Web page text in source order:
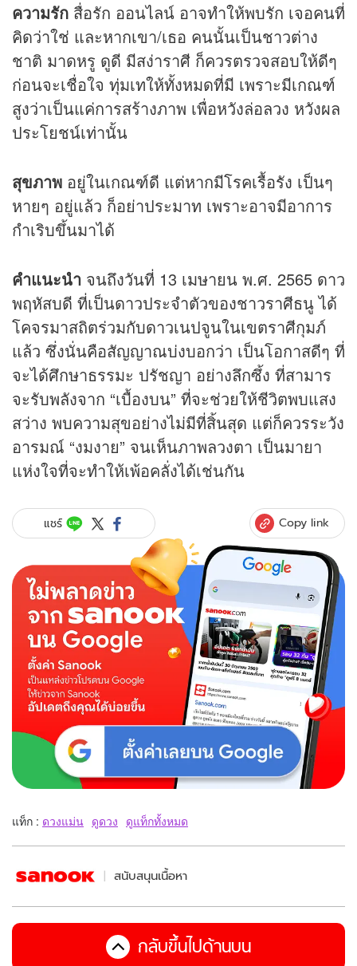
ความรัก สื่อรัก ออนไลน์ อาจทำให้พบรัก เจอคนที่
คิดว่าใช่ และหากเขา/เธอ คนนั้นเป็นชาวต่าง
ชาติ มาดหรู ดูดี มีสง่าราศี ก็ควรตรวจสอบให้ดีๆ
ก่อนจะเชื่อใจ ทุ่มเทให้ทั้งหมดที่มี เพราะมีเกณฑ์
สูงว่าเป็นแค่การสร้างภาพ เพื่อหวังล่อลวง หวังผล
ประโยชน์เท่านั้น
สุขภาพ อยู่ในเกณฑ์ดี แต่หากมีโรคเรื้อรัง เป็นๆ
หายๆ อยู่แล้ว ก็อย่าประมาท เพราะอาจมีอาการ
กำเริบขึ้นมาได้
คำแนะนำ จนถึงวันที่ 13 เมษายน พ.ศ. 2565 ดาว
พฤหัสบดี ที่เป็นดาวประจำตัวของชาวราศีธนู ได้
โคจรมาสถิตร่วมกับดาวเนปจูนในเขตราศีกุมภ์
แล้ว ซึ่งนั่นคือสัญญาณบ่งบอกว่า เป็นโอกาสดีๆ ที่
จะได้ศึกษาธรรมะ ปรัชญา อย่างลึกซึ้ง ที่สามาร
จะรับพลังจาก “เบื้องบน” ที่จะช่วยให้ชีวิตพบแสง
สว่าง พบความสุขอย่างไม่มีที่สิ้นสุด แต่ก็ควรระวัง
อารมณ์ “งมงาย” จนเห็นภาพลวงตา เป็นมายา
แห่งใจที่จะทำให้เพ้อคลั่งได้เช่นกัน
แชร์ Copy link
แท็ก : ดวงแม่น ดูดวง ดูแท็กทั้งหมด
สนับสนุนเนื้อหา
กลับขึ้นไปด้านบน